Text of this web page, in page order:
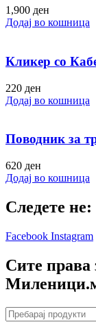
1,900 ден
Додај во кошница
Кликер со
220 ден
Додај во кошница
Поводник за
620 ден
Додај во кошница
Следете не:
Facebook Instagram
Сите права